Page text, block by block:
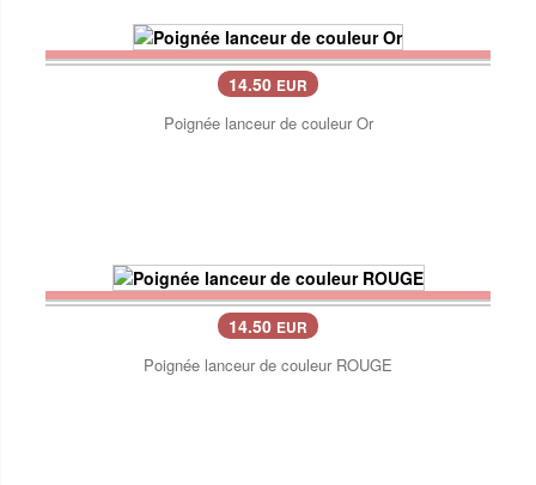
14.50 EUR
Poignée lanceur de couleur Or
14.50 EUR
Poignée lanceur de couleur ROUGE